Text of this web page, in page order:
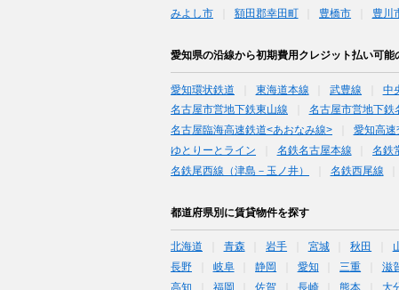
みよし市
額田郡幸田町 豊橋市 豊川
愛知県の沿線から初期費用クレジット払い可能
愛知環状鉄道 東海道本線 武豊線 中
名古屋市営地下鉄東山線
名古屋市営地下鉄
名古屋臨海高速鉄道<あおなみ線>
愛知高速
ゆとりーとライン
名鉄名古屋本線 名鉄
名鉄尾西線（津島－玉ノ井）
名鉄西尾線
都道府県別に賃貸物件を探す
北海道 青森 岩手 宮城 秋田
長野
岐阜 静岡 愛知 三重 滋
高知
福岡 佐賀 長崎 熊本 大